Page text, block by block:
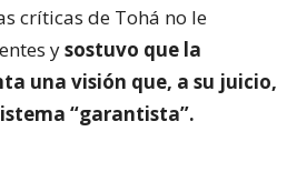
críticas de Tohá no le
ysostuvo que la
una visión que, a su juicio,
“garantista”.